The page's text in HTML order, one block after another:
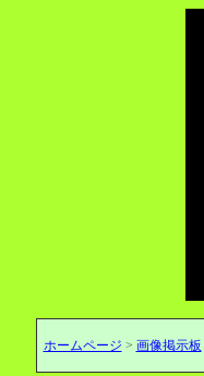
ホームページ > 画像掲示板